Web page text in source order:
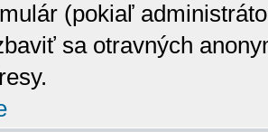
(pokiaľ
sa otravných